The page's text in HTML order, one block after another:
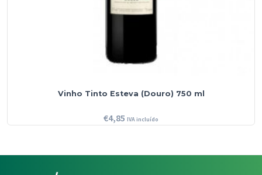
Vinho Tinto Esteva (Douro) 750 ml
€4,85 IVA incluído